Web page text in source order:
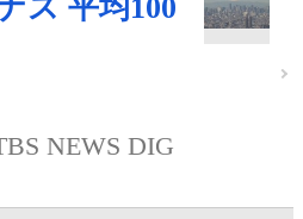
ス 平均100
NEWS DIG